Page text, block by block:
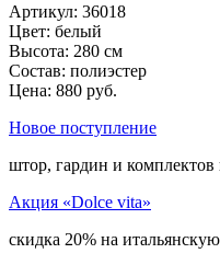
Артикул: 36018
Цвет: белый
Высота: 280 см
Состав: полиэстер
Цена: 880 руб.
Новое поступление
штор, гардин и комплектов
Акция «Dolce vita»
скидка 20% на